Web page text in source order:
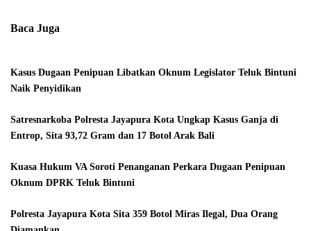
Baca Juga
Kasus Dugaan Penipuan Libatkan Oknum Legislator Teluk Bintuni
Naik Penyidikan
Satresnarkoba Polresta Jayapura Kota Ungkap Kasus Ganja di
Entrop, Sita 93,72 Gram dan 17 Botol Arak Bali
Kuasa Hukum VA Soroti Penanganan Perkara Dugaan Penipuan
Oknum DPRK Teluk Bintuni
Polresta Jayapura Kota Sita 359 Botol Miras Ilegal, Dua Orang